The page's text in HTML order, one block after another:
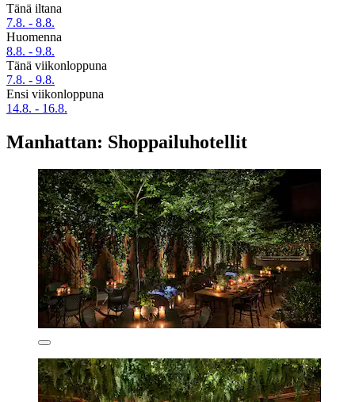
Tänä iltana
7.8. - 8.8.
Huomenna
8.8. - 9.8.
Tänä viikonloppuna
7.8. - 9.8.
Ensi viikonloppuna
14.8. - 16.8.
Manhattan: Shoppailuhotellit